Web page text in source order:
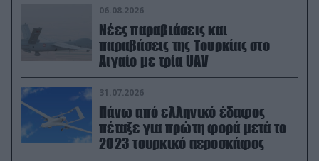
06.08.2026
Νέες παραβιάσεις και
παραβάσεις της Τουρκίας στο
Αιγαίο με τρία UAV
31.07.2026
Πάνω από ελληνικό έδαφος
πέταξε για πρώτη φορά μετά το
2023 τουρκικό αεροσκάφος